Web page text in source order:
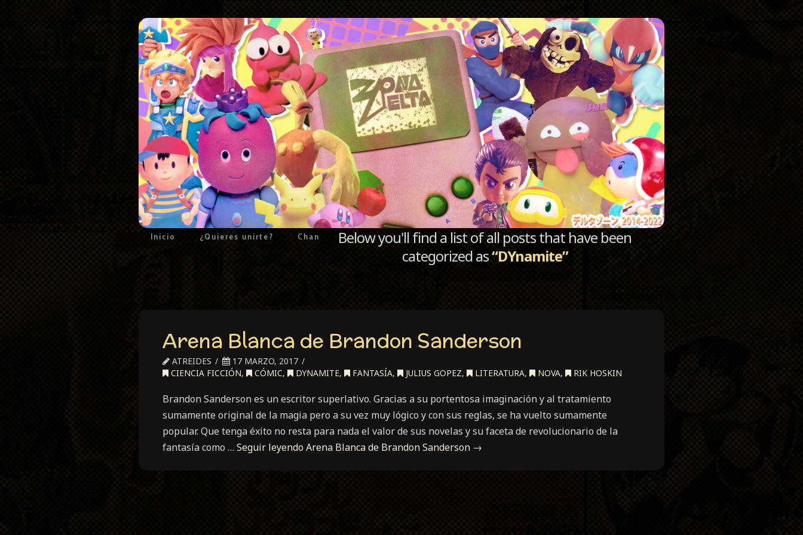
Inicio ¿Quieres unirte? Chan
Below you'll find a list of all posts that have been
categorized as“DYnamite”
Arena Blanca de Brandon Sanderson
ATREIDES
17 MARZO, 2017
CIENCIA FICCIÓN, CÓMIC, DYNAMITE, FANTASÍA, JULIUS GOPEZ, LITERATURA, NOVA, RIK HOSKIN
Brandon Sanderson es un escritor superlativo. Gracias a su portentosa imaginación y al tratamiento
sumamente original de la magia pero a su vez muy lógico y con sus reglas, se ha vuelto sumamente
popular. Que tenga éxito no resta para nada el valor de sus novelas y su faceta de revolucionario de la
fantasía como … Seguir leyendoArena Blanca de Brandon Sanderson →